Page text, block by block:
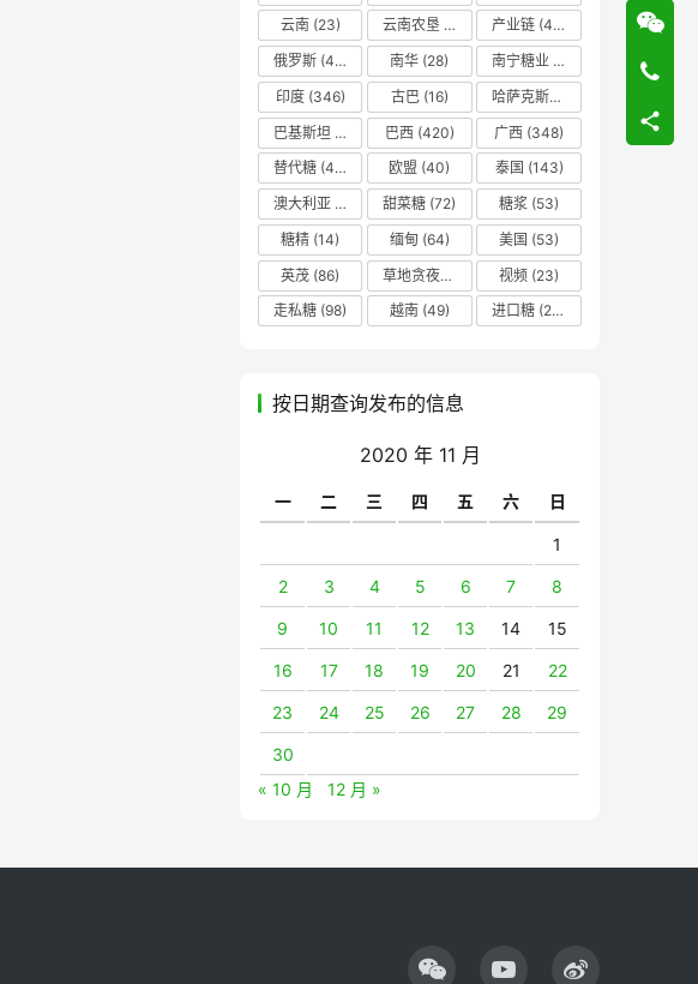
云南(23) 云南农垦 产业链 (42)
俄罗斯 (43) 南华 (28) 南宁糖业
印度(346) 古巴(16) 哈萨克斯坦
巴基斯坦
巴西(420) 广西 (348)
替代糖 (48) 欧盟 (40) 泰国 (143)
澳大利亚
甜菜糖 (72) 糖浆 (53)
糖精 (14) 缅甸 (64) 美国 (53)
英茂 (86) 草地贪夜蛾 视频 (23)
走私糖 (98) 越南(49) 进口糖 (236)
按日期查询发布的信息
2020 年 11 月
一 二 三 四 五 六 日
1
2 3 4 5 6 7 8
9 10 11 12 13 14 15
16 17 18 19 20 21 22
23 24 25 26 27 28 29
30
« 10 月
12 月 »